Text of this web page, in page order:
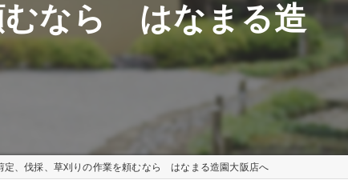
むなら はなまる造
定、伐採、草刈りの作業を頼むなら はなまる造園大阪店へ